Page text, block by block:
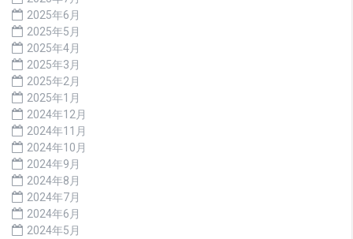
2025年6月
2025年5月
2025年4月
2025年3月
2025年2月
2025年1月
2024年12月
2024年11月
2024年10月
2024年9月
2024年8月
2024年7月
2024年6月
2024年5月